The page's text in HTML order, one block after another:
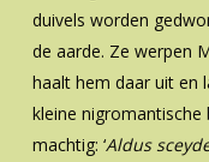
duivels worden
de aarde. Ze werpen
haalt hem daar uit en
kleine
machtig: ‘Aldus